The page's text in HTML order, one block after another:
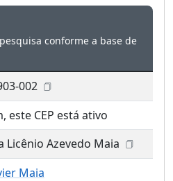
conforme a base de
002
este CEP está ativo
Licênio Azevedo Maia
Maia